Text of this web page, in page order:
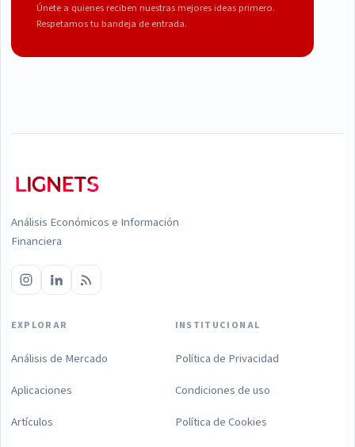
Únete a quienes reciben nuestras mejores ideas primero.
Respetamos tu bandeja de entrada.
Análisis Económicos e Información
Financiera
EXPLORAR
Análisis de Mercado
Aplicaciones
Artículos
INSTITUCIONAL
Política de Privacidad
Condiciones de uso
Política de Cookies